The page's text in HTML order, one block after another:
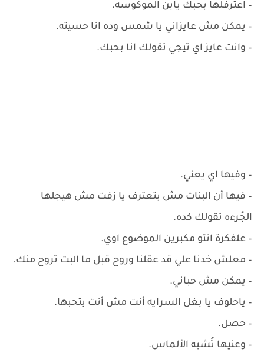
– ‏اعترفلها بحبك يابن الموكوسه.
– ‏يمكن مش عايزاني يا شمس وده انا حسيته.
– ‏وانت عايز اي تيجي تقولك انا بحبك.
– ‏وفيها اي يعني.
– ‏فيها أن البنات مش بتعترف يا زفت مش هيجلها
الجُرءه تقولك كده.
– ‏علفكرة انتو مكبرين الموضوع اوي.
– ‏معلش خدنا علي قد عقلنا وروح قبل ما البت تروح منك.
– ‏يمكن مش حباني.
– ‏ياحلوف يا بغل السرايه أنت مش أنت بتحبها.
– ‏حصل.
– ‏وعنيها تُشبه الألماس.